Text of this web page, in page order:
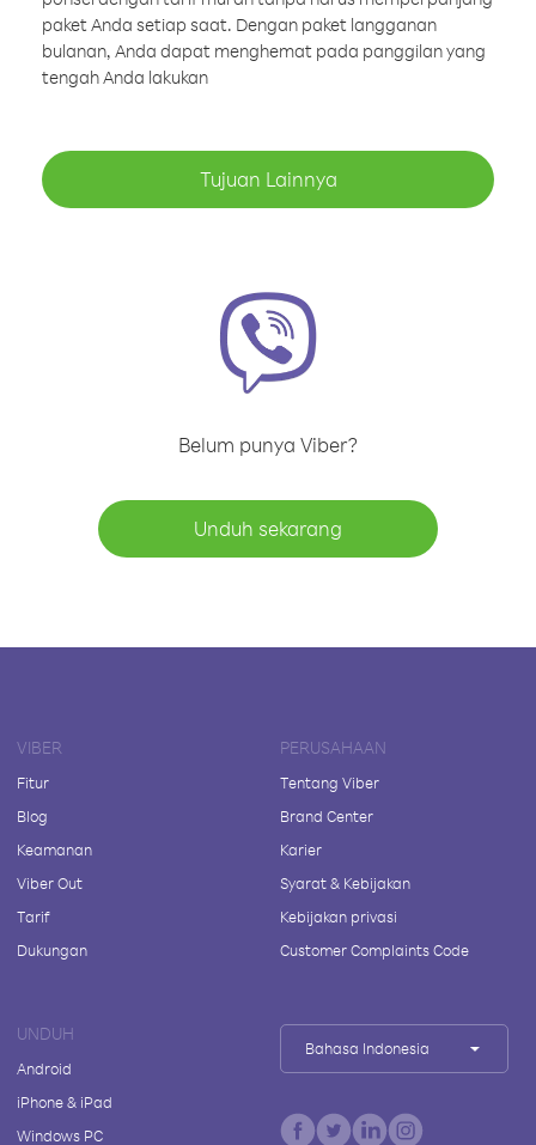
paket Anda setiap saat. Dengan paket langganan
bulanan, Anda dapat menghemat pada panggilan yang
tengah Anda lakukan
Tujuan Lainnya
Belum punya Viber?
Unduh sekarang
VIBER
Fitur
Blog
Keamanan
Viber Out
Tarif
Dukungan
PERUSAHAAN
Tentang Viber
Brand Center
Karier
Syarat & Kebijakan
Kebijakan privasi
Customer Complaints Code
UNDUH
Android
iPhone & iPad
Windows PC
Bahasa Indonesia